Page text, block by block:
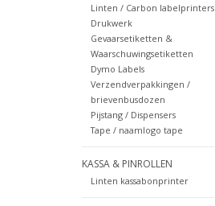
Linten / Carbon labelprinters
Drukwerk
Gevaarsetiketten &
Waarschuwingsetiketten
Dymo Labels
Verzendverpakkingen /
brievenbusdozen
Pijstang / Dispensers
Tape / naamlogo tape
KASSA & PINROLLEN
Linten kassabonprinter